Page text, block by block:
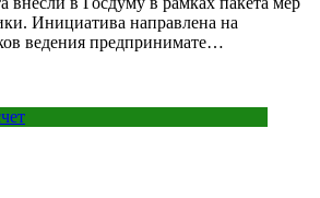
Инициатива направлена на
ведения предпринимате…